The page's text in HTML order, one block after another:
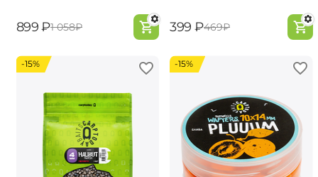
‍899‍ ₽‍1 058‍₽ ‍399‍ ₽‍469‍₽
-15% -15%